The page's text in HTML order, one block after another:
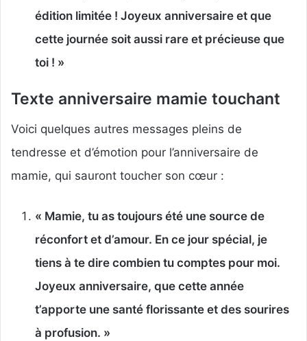
édition limitée ! Joyeux anniversaire et que
cette journée soit aussi rare et précieuse que
toi ! »
Texte anniversaire mamie touchant
Voici quelques autres messages pleins de
tendresse et d’émotion pour l’anniversaire de
mamie, qui sauront toucher son cœur :
« Mamie, tu as toujours été une source de
réconfort et d’amour. En ce jour spécial, je
tiens à te dire combien tu comptes pour moi.
Joyeux anniversaire, que cette année
t’apporte une santé florissante et des sourires
à profusion. »